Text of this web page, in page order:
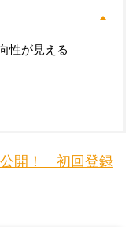
性が見える
公開！ 初回登録